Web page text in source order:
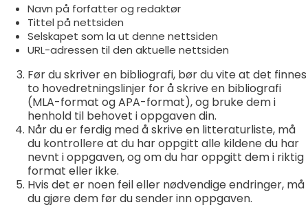
Navn på forfatter og redaktør
Tittel på nettsiden
Selskapet som la ut denne nettsiden
URL-adressen til den aktuelle nettsiden
Før du skriver en bibliografi, bør du vite at det finnes
to hovedretningslinjer for å skrive en bibliografi
(MLA-format og APA-format), og bruke dem i
henhold til behovet i oppgaven din.
Når du er ferdig med å skrive en litteraturliste, må
du kontrollere at du har oppgitt alle kildene du har
nevnt i oppgaven, og om du har oppgitt dem i riktig
format eller ikke.
Hvis det er noen feil eller nødvendige endringer, må
du gjøre dem før du sender inn oppgaven.